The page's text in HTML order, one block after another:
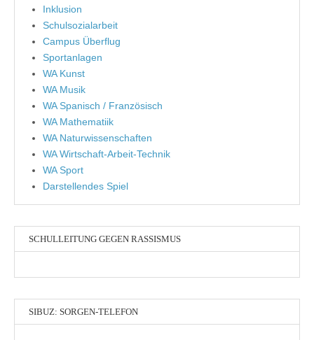
Inklusion
Schulsozialarbeit
Campus Überflug
Sportanlagen
WA Kunst
WA Musik
WA Spanisch / Französisch
WA Mathematiik
WA Naturwissenschaften
WA Wirtschaft-Arbeit-Technik
WA Sport
Darstellendes Spiel
SCHULLEITUNG GEGEN RASSISMUS
SIBUZ: SORGEN-TELEFON